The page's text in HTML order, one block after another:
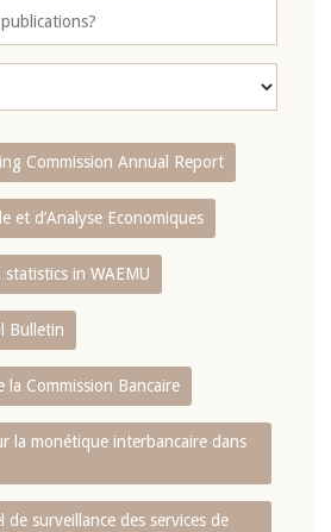
Commission Annual Report
et d’Analyse Economiques
in WAEMU
Bulletin
la Commission Bancaire
la monétique interbancaire dans
de surveillance des services de